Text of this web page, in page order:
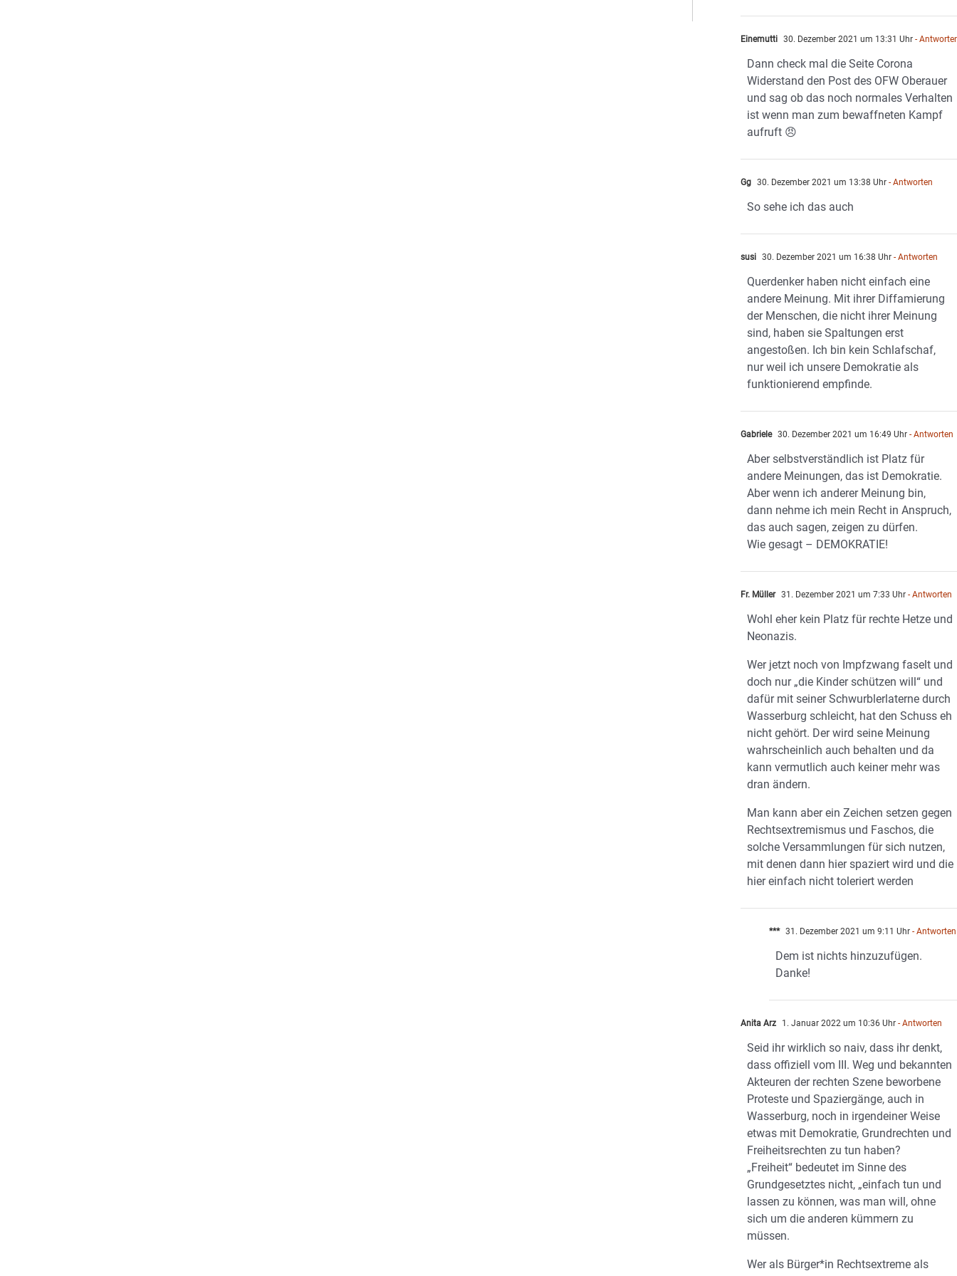
Einemutti 30. Dezember 2021 um 13:31 Uhr -
Dann check mal die Seite Corona
Widerstand den Post des OFW Oberauer
und sag ob das noch normales Verhalten
ist wenn man zum bewaffneten Kampf
aufruft 😠
Gg 30. Dezember 2021 um 13:38 Uhr - Antworten
So sehe ich das auch
susi 30. Dezember 2021 um 16:38 Uhr - Antworten
Querdenker haben nicht einfach eine
andere Meinung. Mit ihrer Diffamierung
der Menschen, die nicht ihrer Meinung
sind, haben sie Spaltungen erst
angestoßen. Ich bin kein Schlafschaf,
nur weil ich unsere Demokratie als
funktionierend empfinde.
Gabriele 30. Dezember 2021 um 16:49 Uhr - Antworten
Aber selbstverständlich ist Platz für
andere Meinungen, das ist Demokratie.
Aber wenn ich anderer Meinung bin,
dann nehme ich mein Recht in Anspruch,
das auch sagen, zeigen zu dürfen.
Wie gesagt – DEMOKRATIE!
Fr. Müller 31. Dezember 2021 um 7:33 Uhr - Antworten
Wohl eher kein Platz für rechte Hetze und
Neonazis.
Wer jetzt noch von Impfzwang faselt und
doch nur „die Kinder schützen will“ und
dafür mit seiner Schwurblerlaterne durch
Wasserburg schleicht, hat den Schuss eh
nicht gehört. Der wird seine Meinung
wahrscheinlich auch behalten und da
kann vermutlich auch keiner mehr was
dran ändern.
Man kann aber ein Zeichen setzen gegen
Rechtsextremismus und Faschos, die
solche Versammlungen für sich nutzen,
mit denen dann hier spaziert wird und die
hier einfach nicht toleriert werden
*** 31. Dezember 2021 um 9:11 Uhr - Antworten
Dem ist nichts hinzuzufügen.
Danke!
Anita Arz 1. Januar 2022 um 10:36 Uhr - Antworten
Seid ihr wirklich so naiv, dass ihr denkt,
dass offiziell vom III. Weg und bekannten
Akteuren der rechten Szene beworbene
Proteste und Spaziergänge, auch in
Wasserburg, noch in irgendeiner Weise
etwas mit Demokratie, Grundrechten und
Freiheitsrechten zu tun haben?
„Freiheit“ bedeutet im Sinne des
Grundgesetztes nicht, „einfach tun und
lassen zu können, was man will, ohne
sich um die anderen kümmern zu
müssen.
Wer als Bürger*in Rechtsextreme als